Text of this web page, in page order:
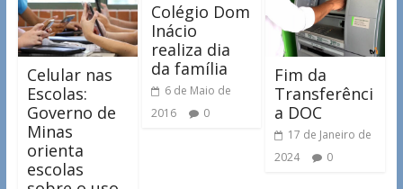
Celular nas
Escolas:
Governo de
Minas
orienta
escolas
Colégio Dom
Inácio
realiza dia
da família
6 de Maio de
2016
0
Fim da
Transferênci
a DOC
17 de Janeiro de
2024
0